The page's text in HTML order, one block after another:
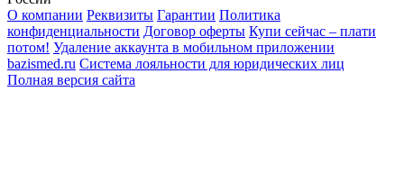
О компании Реквизиты Гарантии Политика
конфиденциальности Договор оферты Купи сейчас – плати
потом! Удаление аккаунта в мобильном приложении
bazismed.ru Система лояльности для юридических лиц
Полная версия сайта